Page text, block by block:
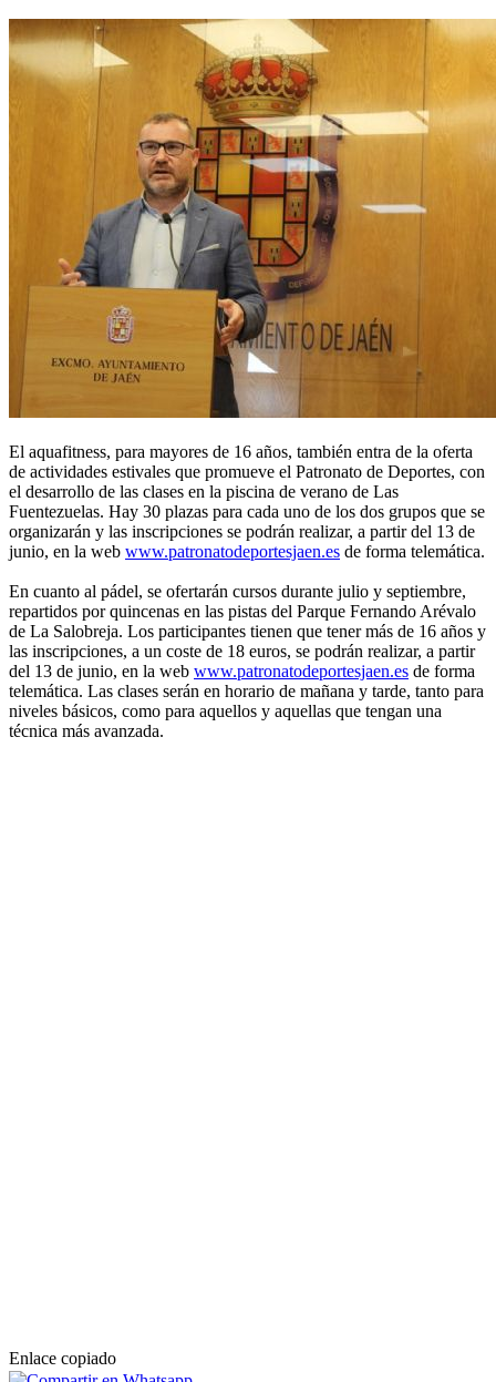
El aquafitness, para mayores de 16 años, también entra de la oferta
de actividades estivales que promueve el Patronato de Deportes, con
el desarrollo de las clases en la piscina de verano de Las
Fuentezuelas. Hay 30 plazas para cada uno de los dos grupos que se
organizarán y las inscripciones se podrán realizar, a partir del 13 de
junio, en la web www.patronatodeportesjaen.es de forma telemática.
En cuanto al pádel, se ofertarán cursos durante julio y septiembre,
repartidos por quincenas en las pistas del Parque Fernando Arévalo
de La Salobreja. Los participantes tienen que tener más de 16 años y
las inscripciones, a un coste de 18 euros, se podrán realizar, a partir
del 13 de junio, en la web www.patronatodeportesjaen.es de forma
telemática. Las clases serán en horario de mañana y tarde, tanto para
niveles básicos, como para aquellos y aquellas que tengan una
técnica más avanzada.
Enlace copiado